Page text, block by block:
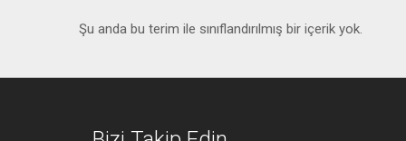
Şu anda bu terim ile sınıflandırılmış bir içerik yok.